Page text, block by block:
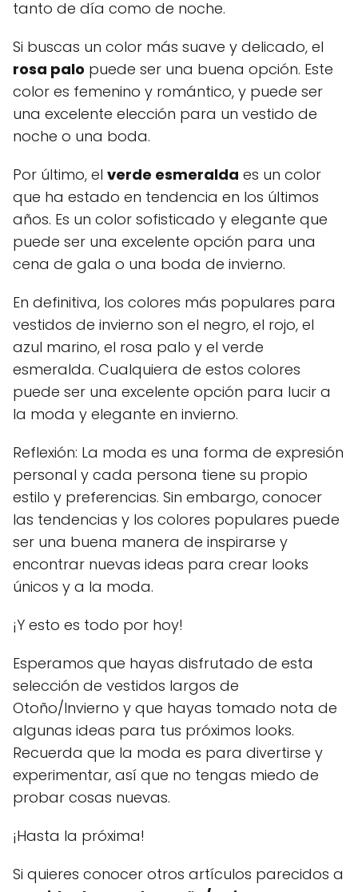
tanto de día como de noche.
Si buscas un color más suave y delicado, el
rosa palo puede ser una buena opción. Este
color es femenino y romántico, y puede ser
una excelente elección para un vestido de
noche o una boda.
Por último, el verde esmeralda es un color
que ha estado en tendencia en los últimos
años. Es un color sofisticado y elegante que
puede ser una excelente opción para una
cena de gala o una boda de invierno.
En definitiva, los colores más populares para
vestidos de invierno son el negro, el rojo, el
azul marino, el rosa palo y el verde
esmeralda. Cualquiera de estos colores
puede ser una excelente opción para lucir a
la moda y elegante en invierno.
Reflexión: La moda es una forma de expresión
personal y cada persona tiene su propio
estilo y preferencias. Sin embargo, conocer
las tendencias y los colores populares puede
ser una buena manera de inspirarse y
encontrar nuevas ideas para crear looks
únicos y a la moda.
¡Y esto es todo por hoy!
Esperamos que hayas disfrutado de esta
selección de vestidos largos de
Otoño/Invierno y que hayas tomado nota de
algunas ideas para tus próximos looks.
Recuerda que la moda es para divertirse y
experimentar, así que no tengas miedo de
probar cosas nuevas.
¡Hasta la próxima!
Si quieres conocer otros artículos parecidos a